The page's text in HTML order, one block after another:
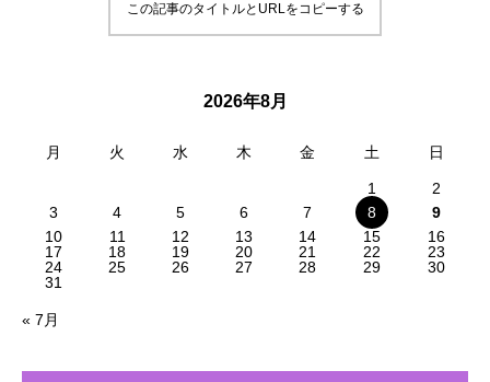
この記事のタイトルとURLをコピーする
2026年8月
月 火 水 木 金 土 日
1
2
3
4 5 6 7 8
9
10
11 12 13 14 15
16
17
18 19 20 21 22
23
24
25 26 27 28 29
30
31
« 7月